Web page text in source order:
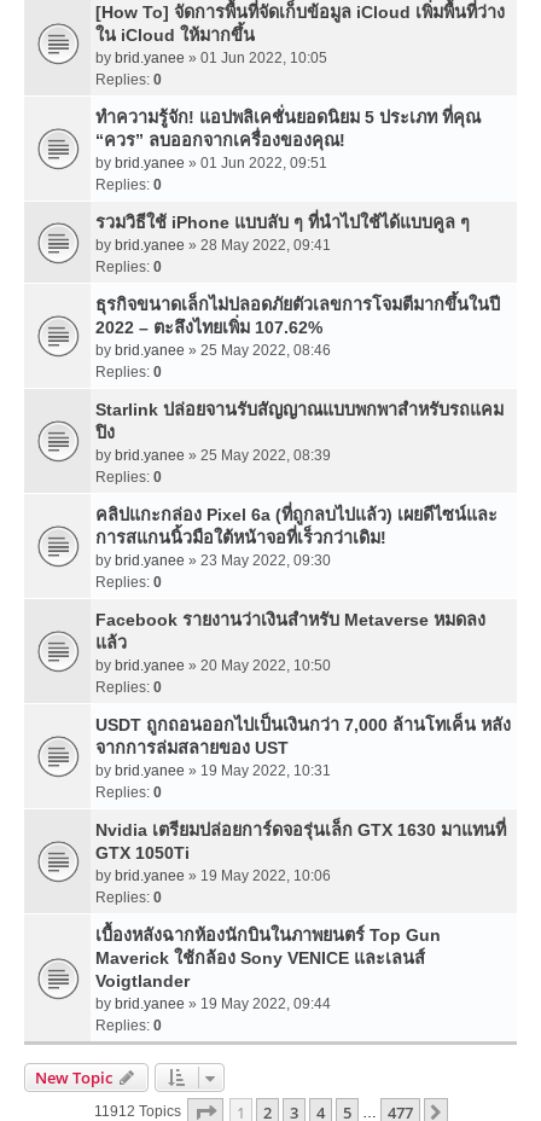
[How To] จัดการพื้นที่จัดเก็บข้อมูล iCloud เพิ่มพื้นที่ว่าง
ใน iCloud ให้มากขึ้น
by brid.yanee » 01 Jun 2022, 10:05
Replies: 0
ทำความรู้จัก! แอปพลิเคชั่นยอดนิยม 5 ประเภท ที่คุณ
“ควร” ลบออกจากเครื่องของคุณ!
by brid.yanee » 01 Jun 2022, 09:51
Replies: 0
รวมวิธีใช้ iPhone แบบลับ ๆ ที่นำไปใช้ได้แบบคูล ๆ
by brid.yanee » 28 May 2022, 09:41
Replies: 0
ธุรกิจขนาดเล็กไม่ปลอดภัยตัวเลขการโจมตีมากขึ้นในปี
2022 – ตะลึงไทยเพิ่ม 107.62%
by brid.yanee » 25 May 2022, 08:46
Replies: 0
Starlink ปล่อยจานรับสัญญาณแบบพกพาสำหรับรถแคม
ปิง
by brid.yanee » 25 May 2022, 08:39
Replies: 0
คลิปแกะกล่อง Pixel 6a (ที่ถูกลบไปแล้ว) เผยดีไซน์และ
การสแกนนิ้วมือใต้หน้าจอที่เร็วกว่าเดิม!
by brid.yanee » 23 May 2022, 09:30
Replies: 0
Facebook รายงานว่าเงินสำหรับ Metaverse หมดลง
แล้ว
by brid.yanee » 20 May 2022, 10:50
Replies: 0
USDT ถูกถอนออกไปเป็นเงินกว่า 7,000 ล้านโทเค็น หลัง
จากการล่มสลายของ UST
by brid.yanee » 19 May 2022, 10:31
Replies: 0
Nvidia เตรียมปล่อยการ์ดจอรุ่นเล็ก GTX 1630 มาแทนที่
GTX 1050Ti
by brid.yanee » 19 May 2022, 10:06
Replies: 0
เบื้องหลังฉากห้องนักบินในภาพยนตร์ Top Gun
Maverick ใช้กล้อง Sony VENICE และเลนส์
Voigtlander
by brid.yanee » 19 May 2022, 09:44
Replies: 0
New Topic
11912 Topics Page 1Of477
1 2 3 4 5 … 477